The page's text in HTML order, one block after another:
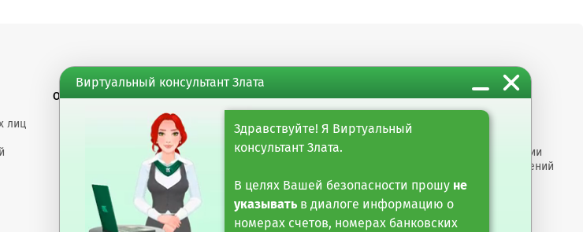
лиц
О банке
вознаграждений
Пресс-центр
Банк сегодня
Финансовым организациям
Документы
Счета "Лоро"
Депозитарные услуги
Торговое финансирование и
документарные операции
Информация
Раскрытие информации
Размеры вознаграждений
Противодействие
мошенничеству
Виртуальный консультант Злата
Здравствуйте! Я Виртуальный
консультант Злата.
В целях Вашей безопасности прошу не
указывать в диалоге информацию о
номерах счетов, номерах банковских